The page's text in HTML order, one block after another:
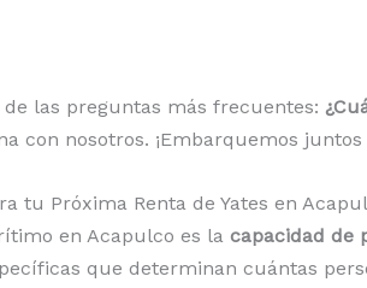
las preguntas más frecuentes:
con nosotros. ¡Embarquemos juntos
tu Próxima Renta de Yates en
en Acapulco es la capacidad de
que determinan cuántas